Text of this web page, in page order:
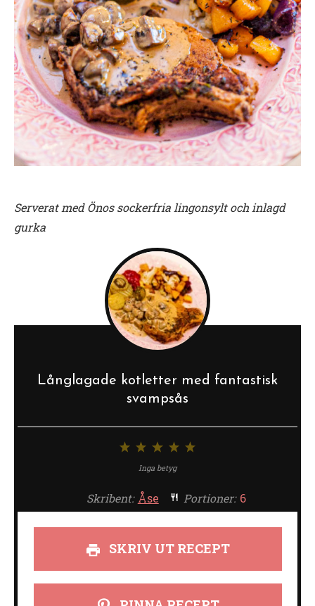
Serverat med Önos sockerfria lingonsylt och inlagd
gurka
Långlagade kotletter med fantastisk
svampsås
5
4
3
stjärnor
2
stjärnor
1
stjärna
Inga betyg
Skribent: Åse Portioner: 6
SKRIV UT RECEPT